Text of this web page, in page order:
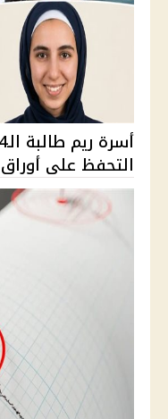
التحفظ على